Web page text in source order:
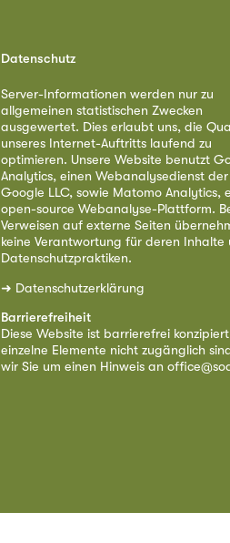
Datenschutz
Server-Informationen werden nur zu
allgemeinen statistischen Zwecken
ausgewertet. Dies erlaubt uns, die
unseres Internet-Auftritts laufend zu
optimieren. Unsere Website benutzt
Analytics, einen Webanalysedienst der
Google LLC, sowie Matomo Analytics,
open-source Webanalyse-Plattform.
Verweisen auf externe Seiten
keine Verantwortung für deren Inhalte
Datenschutzpraktiken.
➜ Datenschutzerklärung
Barrierefreiheit
Diese Website ist barrierefrei
einzelne Elemente nicht zugänglich
wir Sie um einen Hinweis an